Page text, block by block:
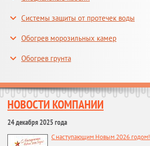
Системы защиты от протечек воды
Обогрев морозильных камер
Обогрев грунта
НОВОСТИ КОМПАНИИ
24 декабря 2025 года
С наступающим Новым 2026 годом!